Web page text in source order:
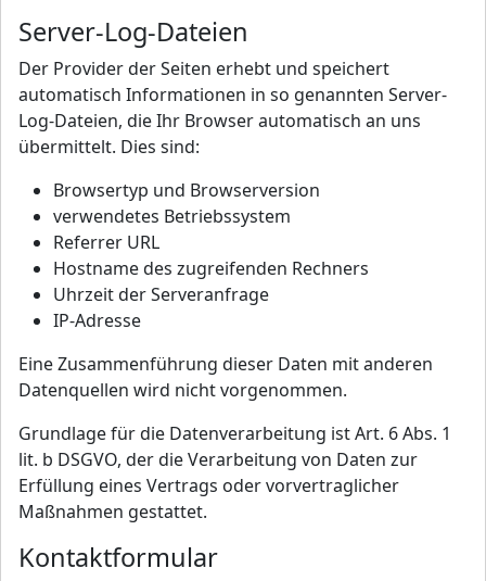
Server-Log-Dateien
Der Provider der Seiten erhebt und speichert
automatisch Informationen in so genannten Server-
Log-Dateien, die Ihr Browser automatisch an uns
übermittelt. Dies sind:
Browsertyp und Browserversion
verwendetes Betriebssystem
Referrer URL
Hostname des zugreifenden Rechners
Uhrzeit der Serveranfrage
IP-Adresse
Eine Zusammenführung dieser Daten mit anderen
Datenquellen wird nicht vorgenommen.
Grundlage für die Datenverarbeitung ist Art. 6 Abs. 1
lit. b DSGVO, der die Verarbeitung von Daten zur
Erfüllung eines Vertrags oder vorvertraglicher
Maßnahmen gestattet.
Kontaktformular